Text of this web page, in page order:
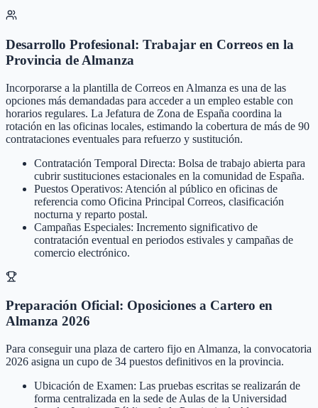
Desarrollo Profesional: Trabajar en Correos en la
Provincia de Almanza
Incorporarse a la plantilla de Correos en Almanza es una de las
opciones más demandadas para acceder a un empleo estable con
horarios regulares. La Jefatura de Zona de España coordina la
rotación en las oficinas locales, estimando la cobertura de más de 90
contrataciones eventuales para refuerzo y sustitución.
Contratación Temporal Directa: Bolsa de trabajo abierta para
cubrir sustituciones estacionales en la comunidad de España.
Puestos Operativos: Atención al público en oficinas de
referencia como Oficina Principal Correos, clasificación
nocturna y reparto postal.
Campañas Especiales: Incremento significativo de
contratación eventual en periodos estivales y campañas de
comercio electrónico.
Preparación Oficial: Oposiciones a Cartero en
Almanza 2026
Para conseguir una plaza de cartero fijo en Almanza, la convocatoria
2026 asigna un cupo de 34 puestos definitivos en la provincia.
Ubicación de Examen: Las pruebas escritas se realizarán de
forma centralizada en la sede de Aulas de la Universidad